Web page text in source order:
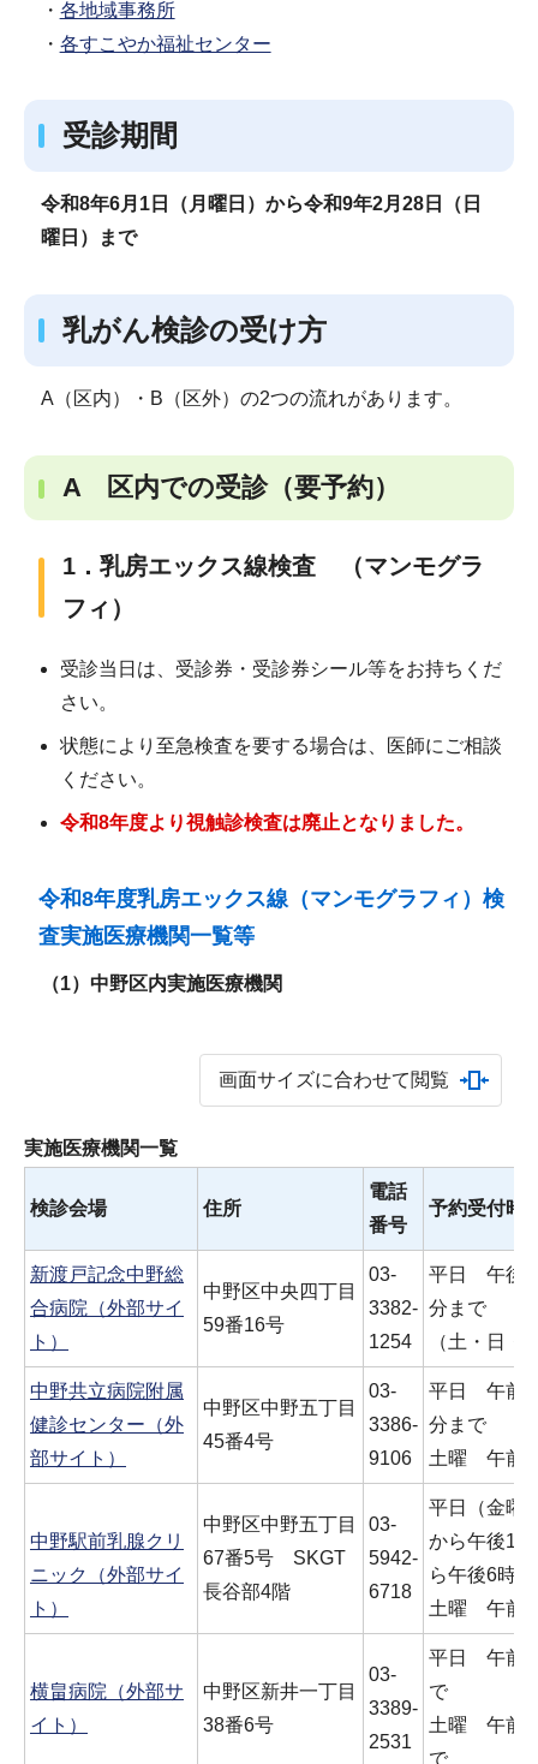
・ 各地域事務所
・ 各すこやか福祉センター
受診期間
令和8年6月1日（月曜日）から令和9年2月28日（日
曜日）まで
乳がん検診の受け方
A（区内）・B（区外）の2つの流れがあります。
A 区内での受診（要予約）
1．乳房エックス線検査 （マンモグラ
フィ）
受診当日は、受診券・受診券シール等をお持ちくだ
さい。
状態により至急検査を要する場合は、医師にご相談
ください。
令和8年度より視触診検査は廃止となりました。
令和8年度乳房エックス線（マンモグラフィ）検
査実施医療機関一覧等
（1）中野区内実施医療機関
画面サイズに合わせて閲覧
実施医療機関一覧
検診会場 住所
電話
番号
予約受付時
新渡戸記念中野総
合病院（外部サイ
ト）
中野区中央四丁目
59番16号
03-
3382-
1254
平日 午後1
分まで
（土・日・
中野共立病院附属
健診センター（外
部サイト）
中野区中野五丁目
45番4号
03-
3386-
9106
平日 午前8
分まで
土曜 午前8
中野駅前乳腺クリ
ニック（外部サイ
ト）
中野区中野五丁目
67番5号 SKGT
長谷部4階
03-
5942-
6718
平日（金曜
から午後1
ら午後6時
土曜 午前9
横畠病院（外部サ
イト）
中野区新井一丁目
38番6号
03-
3389-
2531
平日 午前8
で
土曜 午前8
で